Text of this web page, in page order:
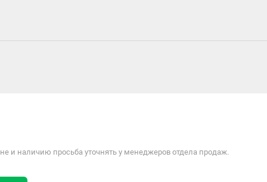
и наличию просьба уточнять у менеджеров отдела продаж.